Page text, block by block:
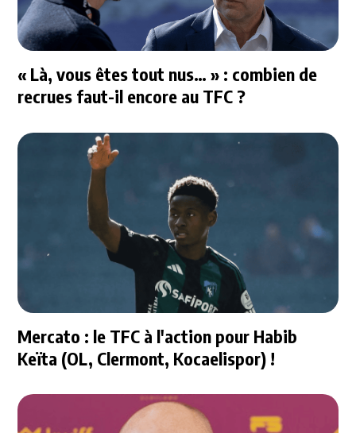
« Là, vous êtes tout nus… » : combien de
recrues faut-il encore au TFC ?
Mercato : le TFC à l'action pour Habib
Keïta (OL, Clermont, Kocaelispor) !